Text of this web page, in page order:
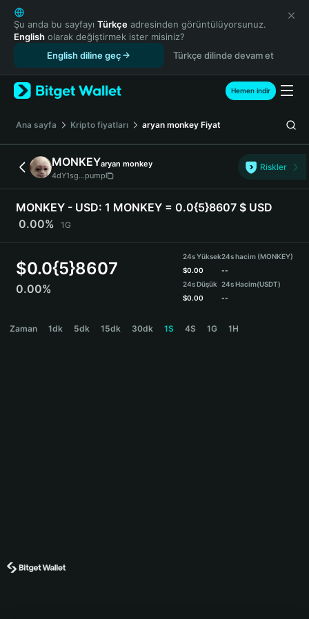
English
日本語
Tiếng Việt
Español (Latinoamérica)
Türkçe
Français
Deutsch
简体中文
繁體中文
Português (Portugal)
Bahasa Indonesia
ภาษาไทย
हिन्दी
Español
Português (Brasil)
Şu anda bu sayfayı Türkçe adresinden görüntülüyorsunuz.
English olarak değiştirmek ister misiniz?
English diline geç
Türkçe dilinde devam et
Hemen indir
Ana sayfa Kripto fiyatları aryan monkey Fiyat
MONKEYaryan monkey
4dY1sg...pump
Riskler
MONKEY - USD: 1 MONKEY = 0.0{5}8607 $ USD
0.00%
1G
$0.0{5}8607
0.00%
24s Yüksek
$0.00
24s Düşük
$0.00
24s hacim (MONKEY)
--
24s Hacim(USDT)
--
Zaman 1dk 5dk 15dk 30dk 1S 4S 1G 1H